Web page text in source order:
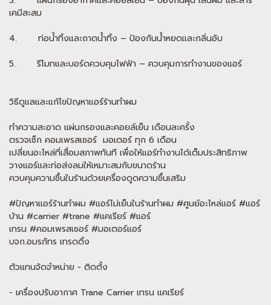
เคมีสะสม
4. ท่อน้ำทิ้งและถาดน้ำทิ้ง – ป้องกันน้ำหยดและกลิ่นอับ
5. รีโมทและบอร์ดควบคุมไฟฟ้า – ควบคุมการทำงานของแอร์
วิธีดูแลและแก้ไขปัญหาแอร์ร้านทำผม
ทำความสะอาด แผ่นกรองและคอยล์เย็น เดือนละครั้ง
ตรวจเช็ก คอมเพรสเซอร์ มอเตอร์ ทุก 6 เดือน
เปลี่ยนอะไหล่ที่เสื่อมสภาพทันที เพื่อให้แอร์ทำงานได้เต็มประสิทธิภาพ
วางแอร์และท่อส่งลมให้เหมาะสมกับขนาดร้าน
ควบคุมความชื้นในร้านด้วยเครื่องดูดความชื้นเสริม
#ปัญหาแอร์ร้านทำผม #แอร์ไม่เย็นในร้านทำผม #ศูนย์อะไหล่แอร์ #แอร์
บ้าน #carrier #trane #แคเรียร์ #แอร์
เทรน #คอมเพรสเซอร์ #มอเตอร์แอร์
บจก.อมรภัทร เทรดดิ้ง
ตัวแทนจัดจำหน่าย - ติดตั้ง
- เครื่องปรับอากาศ Trane Carrier เทรน แคเรียร์